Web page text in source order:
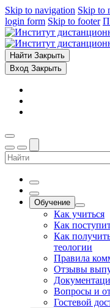
Skip to navigation Skip to
login form Skip to footer
Найти Закрыть
Вход Закрыть
Обучение
Как учиться
Как
Как
теологии
Правила
Отзывы
Вопросы и
Гостевой